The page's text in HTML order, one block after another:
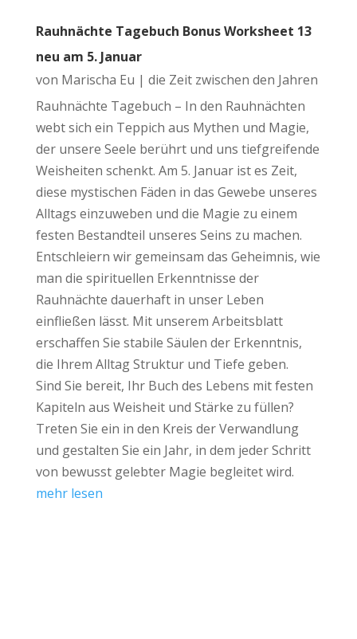
Rauhnächte Tagebuch Bonus Worksheet 13
neu am 5. Januar
von Marischa Eu | die Zeit zwischen den Jahren
Rauhnächte Tagebuch – In den Rauhnächten
webt sich ein Teppich aus Mythen und Magie,
der unsere Seele berührt und uns tiefgreifende
Weisheiten schenkt. Am 5. Januar ist es Zeit,
diese mystischen Fäden in das Gewebe unseres
Alltags einzuweben und die Magie zu einem
festen Bestandteil unseres Seins zu machen.
Entschleiern wir gemeinsam das Geheimnis, wie
man die spirituellen Erkenntnisse der
Rauhnächte dauerhaft in unser Leben
einfließen lässt. Mit unserem Arbeitsblatt
erschaffen Sie stabile Säulen der Erkenntnis,
die Ihrem Alltag Struktur und Tiefe geben.
Sind Sie bereit, Ihr Buch des Lebens mit festen
Kapiteln aus Weisheit und Stärke zu füllen?
Treten Sie ein in den Kreis der Verwandlung
und gestalten Sie ein Jahr, in dem jeder Schritt
von bewusst gelebter Magie begleitet wird.
mehr lesen